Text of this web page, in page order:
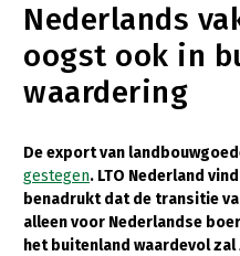
Goed eten
Mooi groen
Sterk ondernemerschap
Transitiepaden
Thema’s
Gezonde planten
Nederlands
oogst ook in
waardering
De export van
gestegen. LTO Nederland
benadrukt dat de transitie
alleen voor Nederlandse
het buitenland waardevol zal